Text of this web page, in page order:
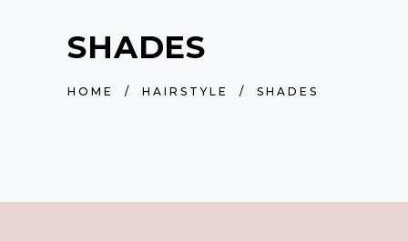
SHADES
HOME / HAIRSTYLE / SHADES